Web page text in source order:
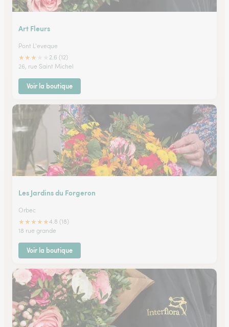
Art Fleurs
Pont L'eveque
★★★
2.6 (12)
26, rue Saint Michel
Voir la boutique
Les Jardins du Forgeron
Orbec
★★★★★4.8 (18)
18 rue grande
Voir la boutique